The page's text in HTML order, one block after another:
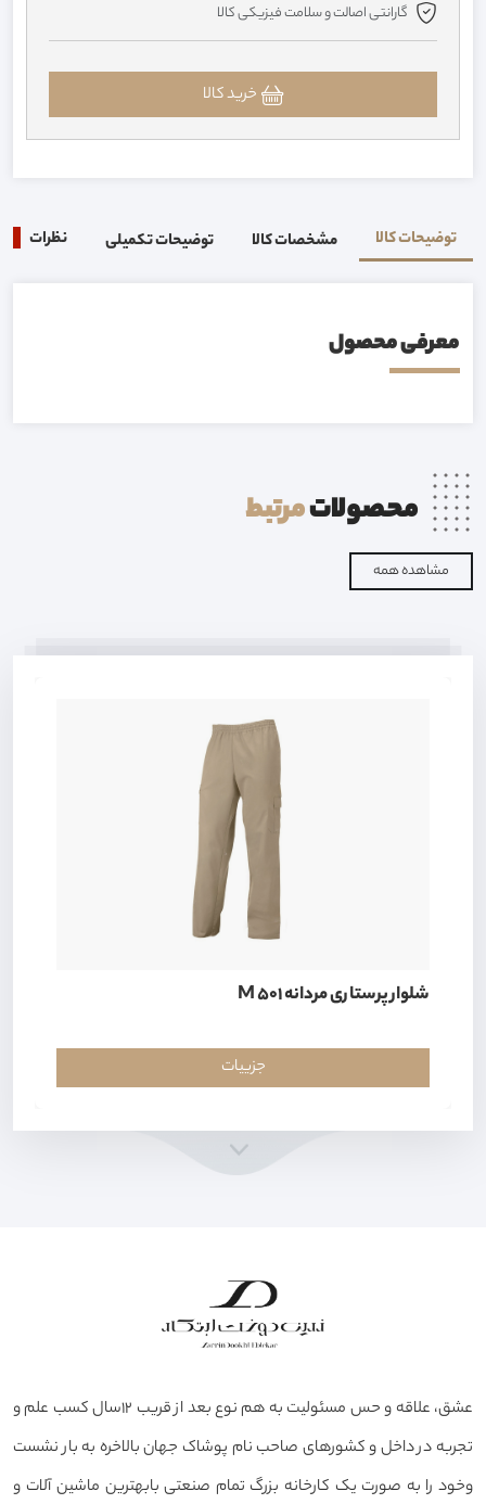
گارانتی اصالت و سلامت فیزیکی کالا
خرید کالا
توضیحات کالا مشخصات کالا توضیحات تکمیلی نظرات
معرفی محصول
محصولاتمرتبط
مشاهده همه
شلوار پرستاری مردانه M 501
جزییات
عشق، علاقه و حس مسئولیت به هم نوع بعد از قریب ۱۲سال کسب علم و
تجربه در داخل و کشورهای صاحب نام پوشاک جهان بالاخره به بار نشست
وخود را به صورت یک کارخانه بزرگ تمام صنعتی بابهترین ماشین آلات و